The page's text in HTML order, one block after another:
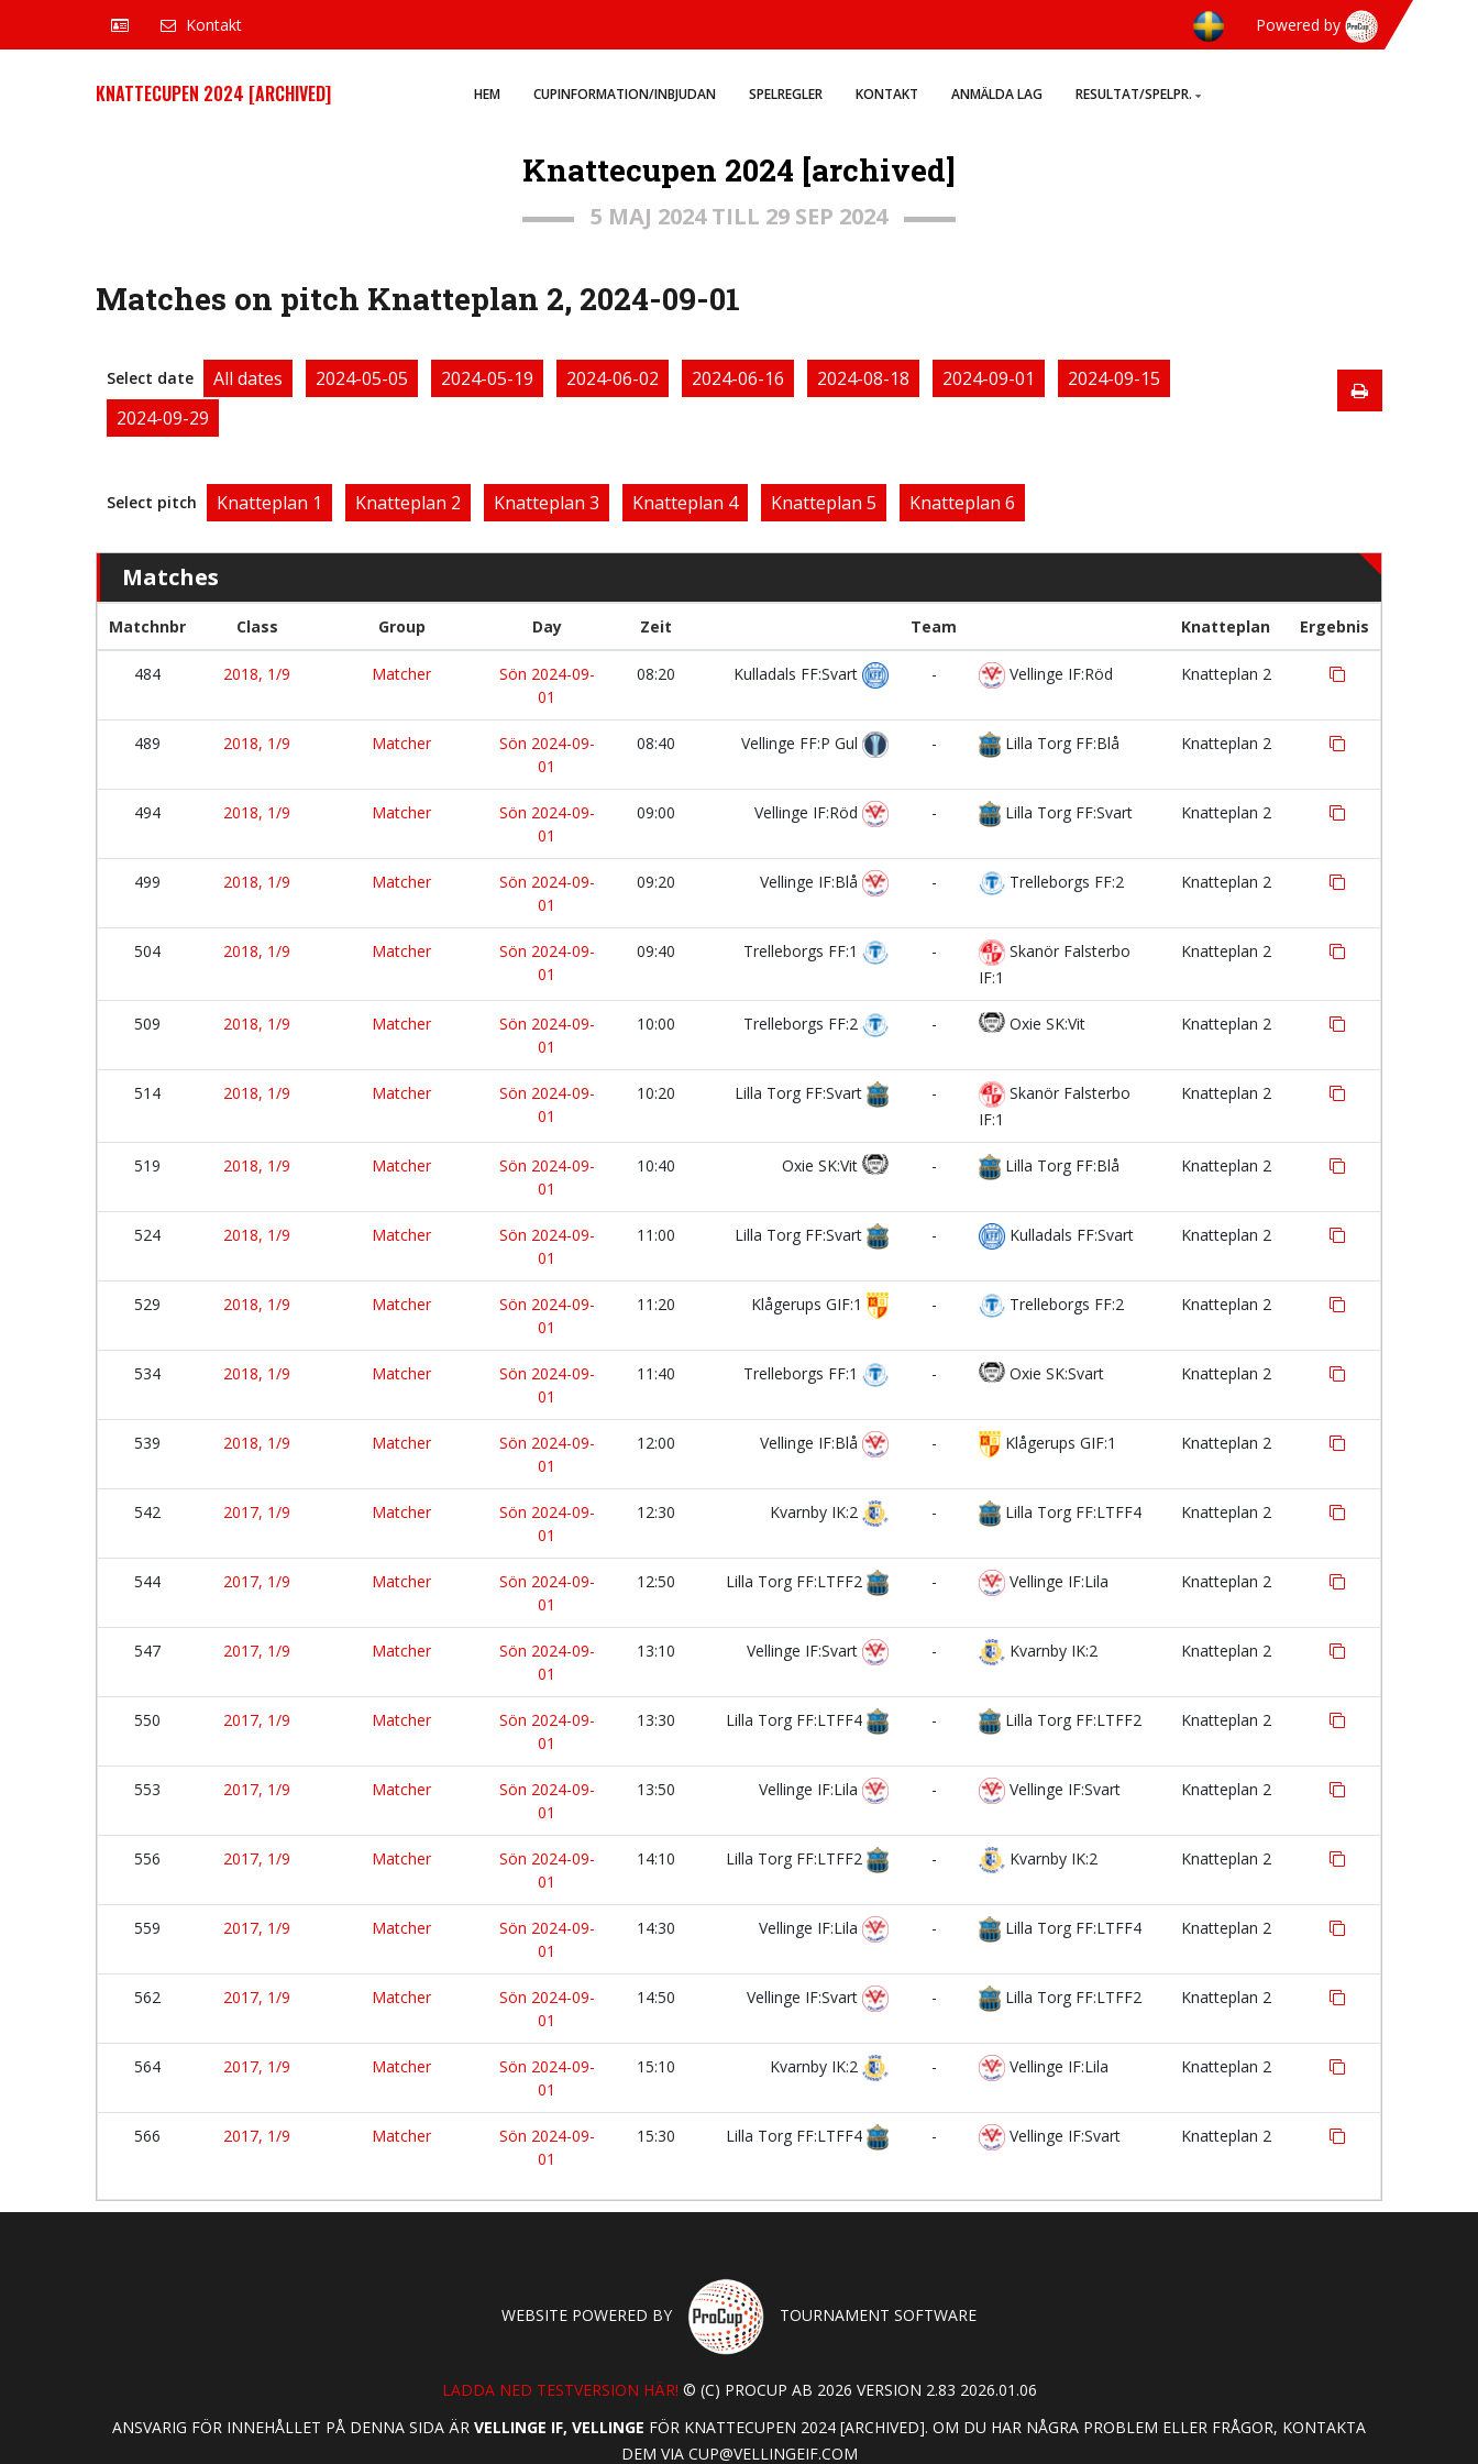
Kontakt Powered by
KNATTECUPEN 2024 [ARCHIVED] HEM CUPINFORMATION/INBJUDAN SPELREGLER KONTAKT ANMÄLDA LAG RESULTAT/SPELPR.
Knattecupen 2024 [archived]
5 MAJ 2024 TILL 29 SEP 2024
Matches on pitch Knatteplan 2, 2024-09-01
Select date All dates 2024-05-05 2024-05-19 2024-06-02 2024-06-16 2024-08-18 2024-09-01
2024-09-15
2024-09-29
Select pitch Knatteplan 1 Knatteplan 2 Knatteplan 3 Knatteplan 4 Knatteplan 5 Knatteplan 6
Matches
Matchnbr Class Group Day Zeit Team Knatteplan Ergebnis
484 2018, 1/9 Matcher
Sön 2024-09-
01
08:20 Kulladals FF:Svart - Vellinge IF:Röd Knatteplan 2
489 2018, 1/9 Matcher
Sön 2024-09-
01
08:40 Vellinge FF:P Gul - Lilla Torg FF:Blå Knatteplan 2
494 2018, 1/9 Matcher
Sön 2024-09-
01
09:00 Vellinge IF:Röd - Lilla Torg FF:Svart Knatteplan 2
499 2018, 1/9 Matcher
Sön 2024-09-
01
09:20 Vellinge IF:Blå - Trelleborgs FF:2 Knatteplan 2
504 2018, 1/9 Matcher
Sön 2024-09-
01
09:40 Trelleborgs FF:1 -
Skanör Falsterbo
IF:1
Knatteplan 2
509 2018, 1/9 Matcher
Sön 2024-09-
01
10:00 Trelleborgs FF:2 - Oxie SK:Vit Knatteplan 2
514 2018, 1/9 Matcher
Sön 2024-09-
01
10:20 Lilla Torg FF:Svart -
Skanör Falsterbo
IF:1
Knatteplan 2
519 2018, 1/9 Matcher
Sön 2024-09-
01
10:40 Oxie SK:Vit - Lilla Torg FF:Blå Knatteplan 2
524 2018, 1/9 Matcher
Sön 2024-09-
01
11:00 Lilla Torg FF:Svart - Kulladals FF:Svart Knatteplan 2
529 2018, 1/9 Matcher
Sön 2024-09-
01
11:20 Klågerups GIF:1 - Trelleborgs FF:2 Knatteplan 2
534 2018, 1/9 Matcher
Sön 2024-09-
01
11:40 Trelleborgs FF:1 - Oxie SK:Svart Knatteplan 2
539 2018, 1/9 Matcher
Sön 2024-09-
01
12:00 Vellinge IF:Blå - Klågerups GIF:1 Knatteplan 2
542 2017, 1/9 Matcher
Sön 2024-09-
01
12:30 Kvarnby IK:2 - Lilla Torg FF:LTFF4 Knatteplan 2
544 2017, 1/9 Matcher
Sön 2024-09-
01
12:50 Lilla Torg FF:LTFF2 - Vellinge IF:Lila Knatteplan 2
547 2017, 1/9 Matcher
Sön 2024-09-
01
13:10 Vellinge IF:Svart - Kvarnby IK:2 Knatteplan 2
550 2017, 1/9 Matcher
Sön 2024-09-
01
13:30 Lilla Torg FF:LTFF4 - Lilla Torg FF:LTFF2 Knatteplan 2
553 2017, 1/9 Matcher
Sön 2024-09-
01
13:50 Vellinge IF:Lila - Vellinge IF:Svart Knatteplan 2
556 2017, 1/9 Matcher
Sön 2024-09-
01
14:10 Lilla Torg FF:LTFF2 - Kvarnby IK:2 Knatteplan 2
559 2017, 1/9 Matcher
Sön 2024-09-
01
14:30 Vellinge IF:Lila - Lilla Torg FF:LTFF4 Knatteplan 2
562 2017, 1/9 Matcher
Sön 2024-09-
01
14:50 Vellinge IF:Svart - Lilla Torg FF:LTFF2 Knatteplan 2
564 2017, 1/9 Matcher
Sön 2024-09-
01
15:10 Kvarnby IK:2 - Vellinge IF:Lila Knatteplan 2
566 2017, 1/9 Matcher
Sön 2024-09-
01
15:30 Lilla Torg FF:LTFF4 - Vellinge IF:Svart Knatteplan 2
WEBSITE POWERED BY TOURNAMENT SOFTWARE
LADDA NED TESTVERSION HÄR! © (C) PROCUP AB 2026 VERSION 2.83 2026.01.06
ANSVARIG FÖR INNEHÅLLET PÅ DENNA SIDA ÄR VELLINGE IF, VELLINGE FÖR KNATTECUPEN 2024 [ARCHIVED]. OM DU HAR NÅGRA PROBLEM ELLER FRÅGOR, KONTAKTA
DEM VIA CUP@VELLINGEIF.COM